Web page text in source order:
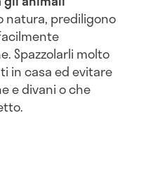
natura, prediligono
Spazzolarli molto
in casa ed evitare
e divani o che